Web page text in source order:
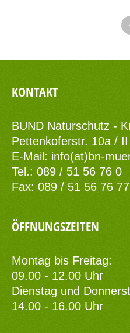
KONTAKT
BUND Naturschutz -
Pettenkoferstr. 10a /
E-Mail: info(at)bn-
Tel.: 089 / 51 56 76 0
Fax: 089 / 51 56 76 77
ÖFFNUNGSZEITEN
Montag bis Freitag:
09.00 - 12.00 Uhr
Dienstag und
14.00 - 16.00 Uhr